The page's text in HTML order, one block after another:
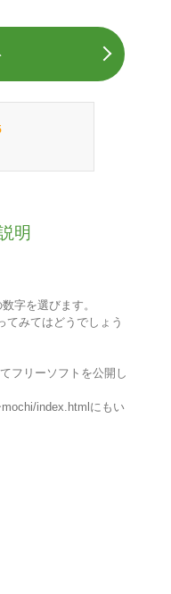
明
字を選びます。
てみてはどうでしょう
フリーソフトを公開し
index.htmlにもい